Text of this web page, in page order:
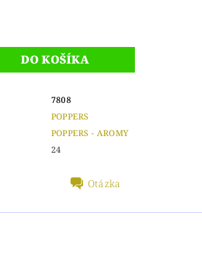
7808
POPPERS
POPPERS - AROMY
24
Otázka